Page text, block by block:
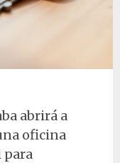
abrirá a
oficina
para